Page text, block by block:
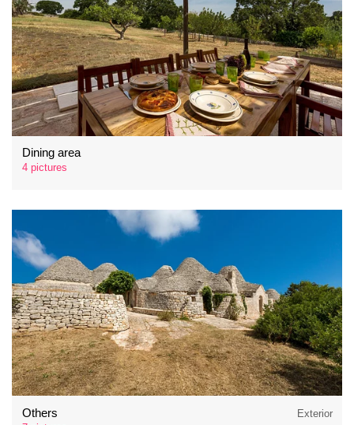
Dining area
4 pictures
Others Exterior